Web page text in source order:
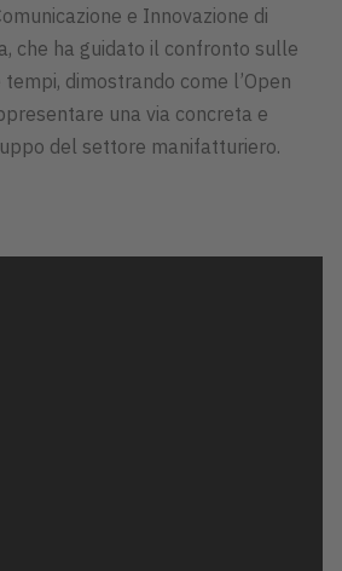
e Innovazione di
che ha guidato il confronto sulle
dimostrando come l’Open
una via concreta e
del settore manifatturiero.